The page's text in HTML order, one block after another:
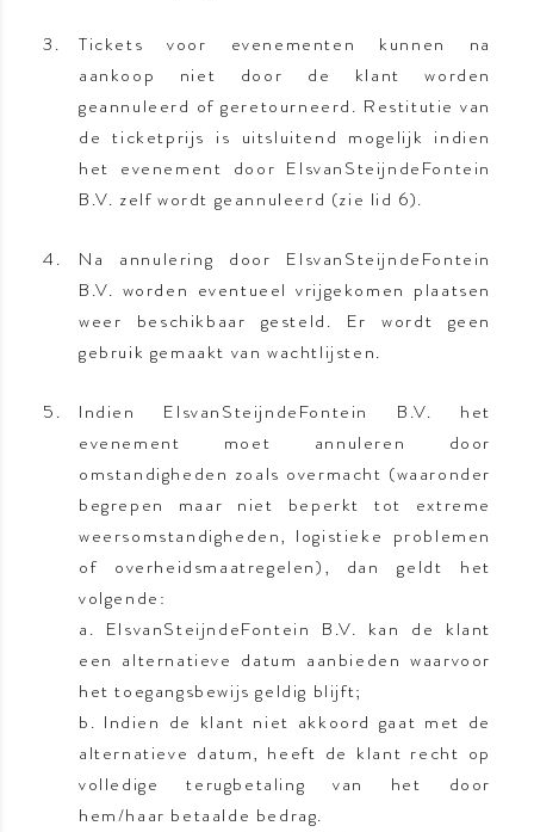
Tickets voor evenementen kunnen na
aankoop niet door de klant worden
geannuleerd of geretourneerd. Restitutie van
de ticketprijs is uitsluitend mogelijk indien
het evenement door ElsvanSteijndeFontein
B.V. zelf wordt geannuleerd (zie lid 6).
Na annulering door ElsvanSteijndeFontein
B.V. worden eventueel vrijgekomen plaatsen
weer beschikbaar gesteld. Er wordt geen
gebruik gemaakt van wachtlijsten.
Indien ElsvanSteijndeFontein B.V. het
evenement moet annuleren door
omstandigheden zoals overmacht (waaronder
begrepen maar niet beperkt tot extreme
weersomstandigheden, logistieke problemen
of overheidsmaatregelen), dan geldt het
volgende:
a. ElsvanSteijndeFontein B.V. kan de klant
een alternatieve datum aanbieden waarvoor
het toegangsbewijs geldig blijft;
b. Indien de klant niet akkoord gaat met de
alternatieve datum, heeft de klant recht op
volledige terugbetaling van het door
hem/haar betaalde bedrag.